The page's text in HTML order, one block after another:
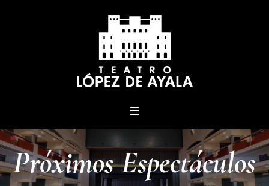
Próximos Espectáculos